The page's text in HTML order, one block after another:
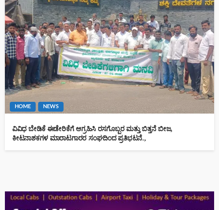
HOME NEWS
ವಿವಿಧ ಬೇಡಿಕೆ ಈಡೇರಿಕೆಗೆ ಆಗ್ರಹಿಸಿ ರಸಗೊಬ್ಬರ ಮತ್ತು ಬಿತ್ತನೆ ಬೀಜ,
ಕೀಟನಾಶಕಗಳ ಮಾರಾಟಗಾರರ ಸಂಘದಿಂದ ಪ್ರತಿಭಟನೆ.,